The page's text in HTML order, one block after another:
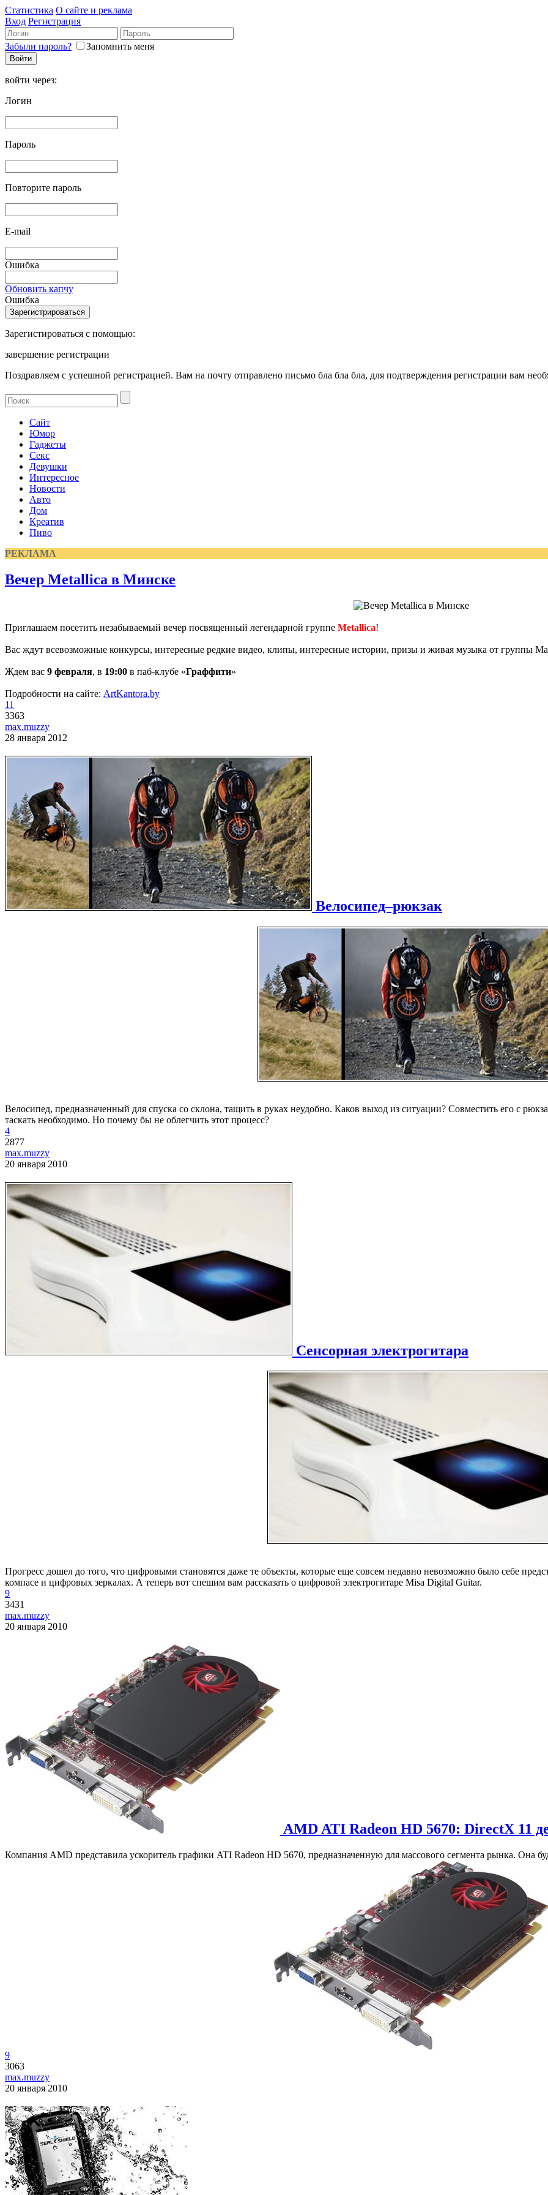
Статистика О сайте и реклама
Вход Регистрация
Забыли пароль? Запомнить меня
войти через:
Логин
Пароль
Повторите пароль
E-mail
Ошибка
Обновить капчу
Ошибка
Зарегистироваться с помощью:
завершение регистрации
Поздравляем с успешной регистрацией. Вам на почту отправлено письмо бла бла бла, для подтверждения регистрации вам
Сайт
Юмор
Гаджеты
Секс
Девушки
Интересное
Новости
Авто
Дом
Креатив
Пиво
РЕКЛАМА
Вечер Metallica в Минске
Приглашаем посетить незабываемый вечер посвященный легендарной группе Metallica!
Вас ждут всевозможные конкурсы, интересные редкие видео, клипы, интересные истории, призы и живая музыка от группы
Ждем вас 9 февраля, в 19:00 в паб-клубе «Граффити»
Подробности на сайте: ArtKantora.by
11
3363
max.muzzy
28 января 2012
Велосипед–рюкзак
Велосипед, предназначенный для спуска со склона, тащить в руках неудобно. Каков выход из ситуации? Совместить его с
таскать необходимо. Но почему бы не облегчить этот процесс?
4
2877
max.muzzy
20 января 2010
Сенсорная электрогитара
Прогресс дошел до того, что цифровыми становятся даже те объекты, которые еще совсем недавно невозможно было себе
компасе и цифровых зеркалах. А теперь вот спешим вам рассказать о цифровой электрогитаре Misa Digital Guitar.
9
3431
max.muzzy
20 января 2010
AMD ATI Radeon HD 5670: DirectX 11
Компания AMD представила ускоритель графики ATI Radeon HD 5670, предназначенную для массового сегмента рынка. Она
9
3063
max.muzzy
20 января 2010